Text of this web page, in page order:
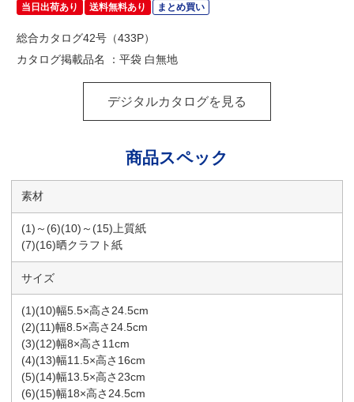
当日出荷あり 送料無料あり まとめ買い
総合カタログ42号（433P）
カタログ掲載品名 ：平袋 白無地
デジタルカタログを見る
商品スペック
素材
(1)～(6)(10)～(15)上質紙
(7)(16)晒クラフト紙
サイズ
(1)(10)幅5.5×高さ24.5cm
(2)(11)幅8.5×高さ24.5cm
(3)(12)幅8×高さ11cm
(4)(13)幅11.5×高さ16cm
(5)(14)幅13.5×高さ23cm
(6)(15)幅18×高さ24.5cm